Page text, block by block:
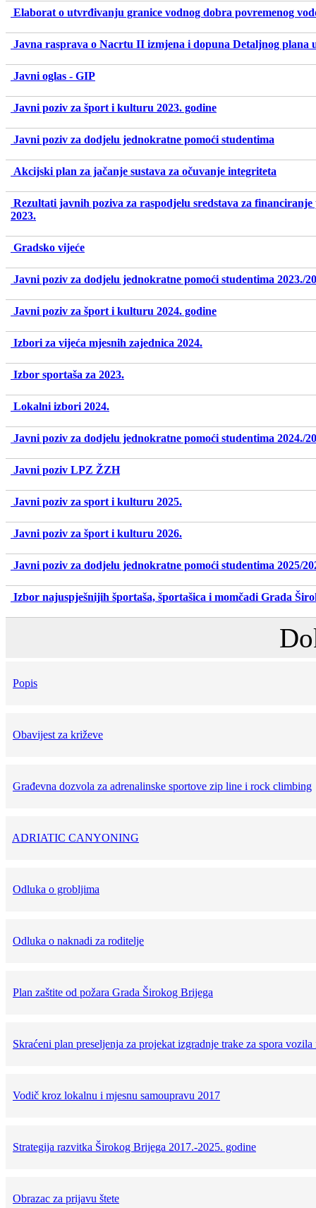
Elaborat o utvrđivanju granice vodnog dobra povremenog
Javna rasprava o Nacrtu II izmjena i dopuna Detaljnog
Javni oglas - GIP
Javni poziv za šport i kulturu 2023. godine
Javni poziv za dodjelu jednokratne pomoći studentima
Akcijski plan za jačanje sustava za očuvanje integriteta
Rezultati javnih poziva za raspodjelu sredstava za
2023.
Gradsko vijeće
Javni poziv za dodjelu jednokratne pomoći studentima 2023./
Javni poziv za šport i kulturu 2024. godine
Izbori za vijeća mjesnih zajednica 2024.
Izbor sportaša za 2023.
Lokalni izbori 2024.
Javni poziv za dodjelu jednokratne pomoći studentima 2024./
Javni poziv LPZ ŽZH
Javni poziv za sport i kulturu 2025.
Javni poziv za šport i kulturu 2026.
Javni poziv za dodjelu jednokratne pomoći studentima 2025/
Izbor najuspješnijih športaša, športašica i momčadi Grada
Popis
Obavijest za križeve
Građevna dozvola za adrenalinske sportove zip line i rock climbing
ADRIATIC CANYONING
Odluka o grobljima
Odluka o naknadi za roditelje
Plan zaštite od požara Grada Širokog Brijega
Skraćeni plan preseljenja za projekat izgradnje trake za spora
Vodič kroz lokalnu i mjesnu samoupravu 2017
Strategija razvitka Širokog Brijega 2017.-2025. godine
Obrazac za prijavu štete